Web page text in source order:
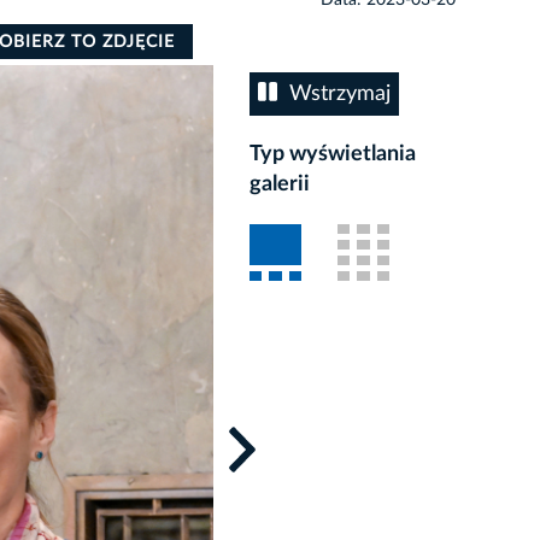
Wstrzymaj
Typ wyświetlania
galerii
TO ZDJĘCIE